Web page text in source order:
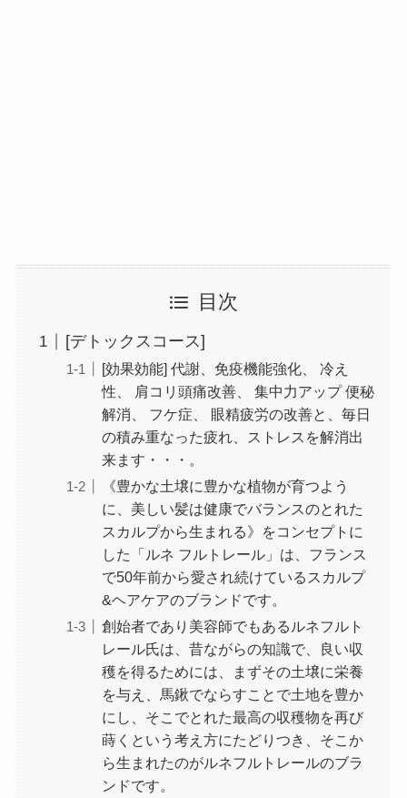
目次
[デトックスコース]
[効果効能] 代謝、免疫機能強化、 冷え
性、 肩コリ頭痛改善、 集中力アップ 便秘
解消、 フケ症、 眼精疲労の改善と、毎日
の積み重なった疲れ、ストレスを解消出
来ます・・・。
《豊かな土壌に豊かな植物が育つよう
に、美しい髪は健康でバランスのとれた
スカルプから生まれる》をコンセプトに
した「ルネ フルトレール」は、フランス
で50年前から愛され続けているスカルプ
&ヘアケアのブランドです。
創始者であり美容師でもあるルネフルト
レール氏は、昔ながらの知識で、良い収
穫を得るためには、まずその土壌に栄養
を与え、馬鍬でならすことで土地を豊か
にし、そこでとれた最高の収穫物を再び
蒔くという考え方にたどりつき、そこか
ら生まれたのがルネフルトレールのブラ
ンドです。